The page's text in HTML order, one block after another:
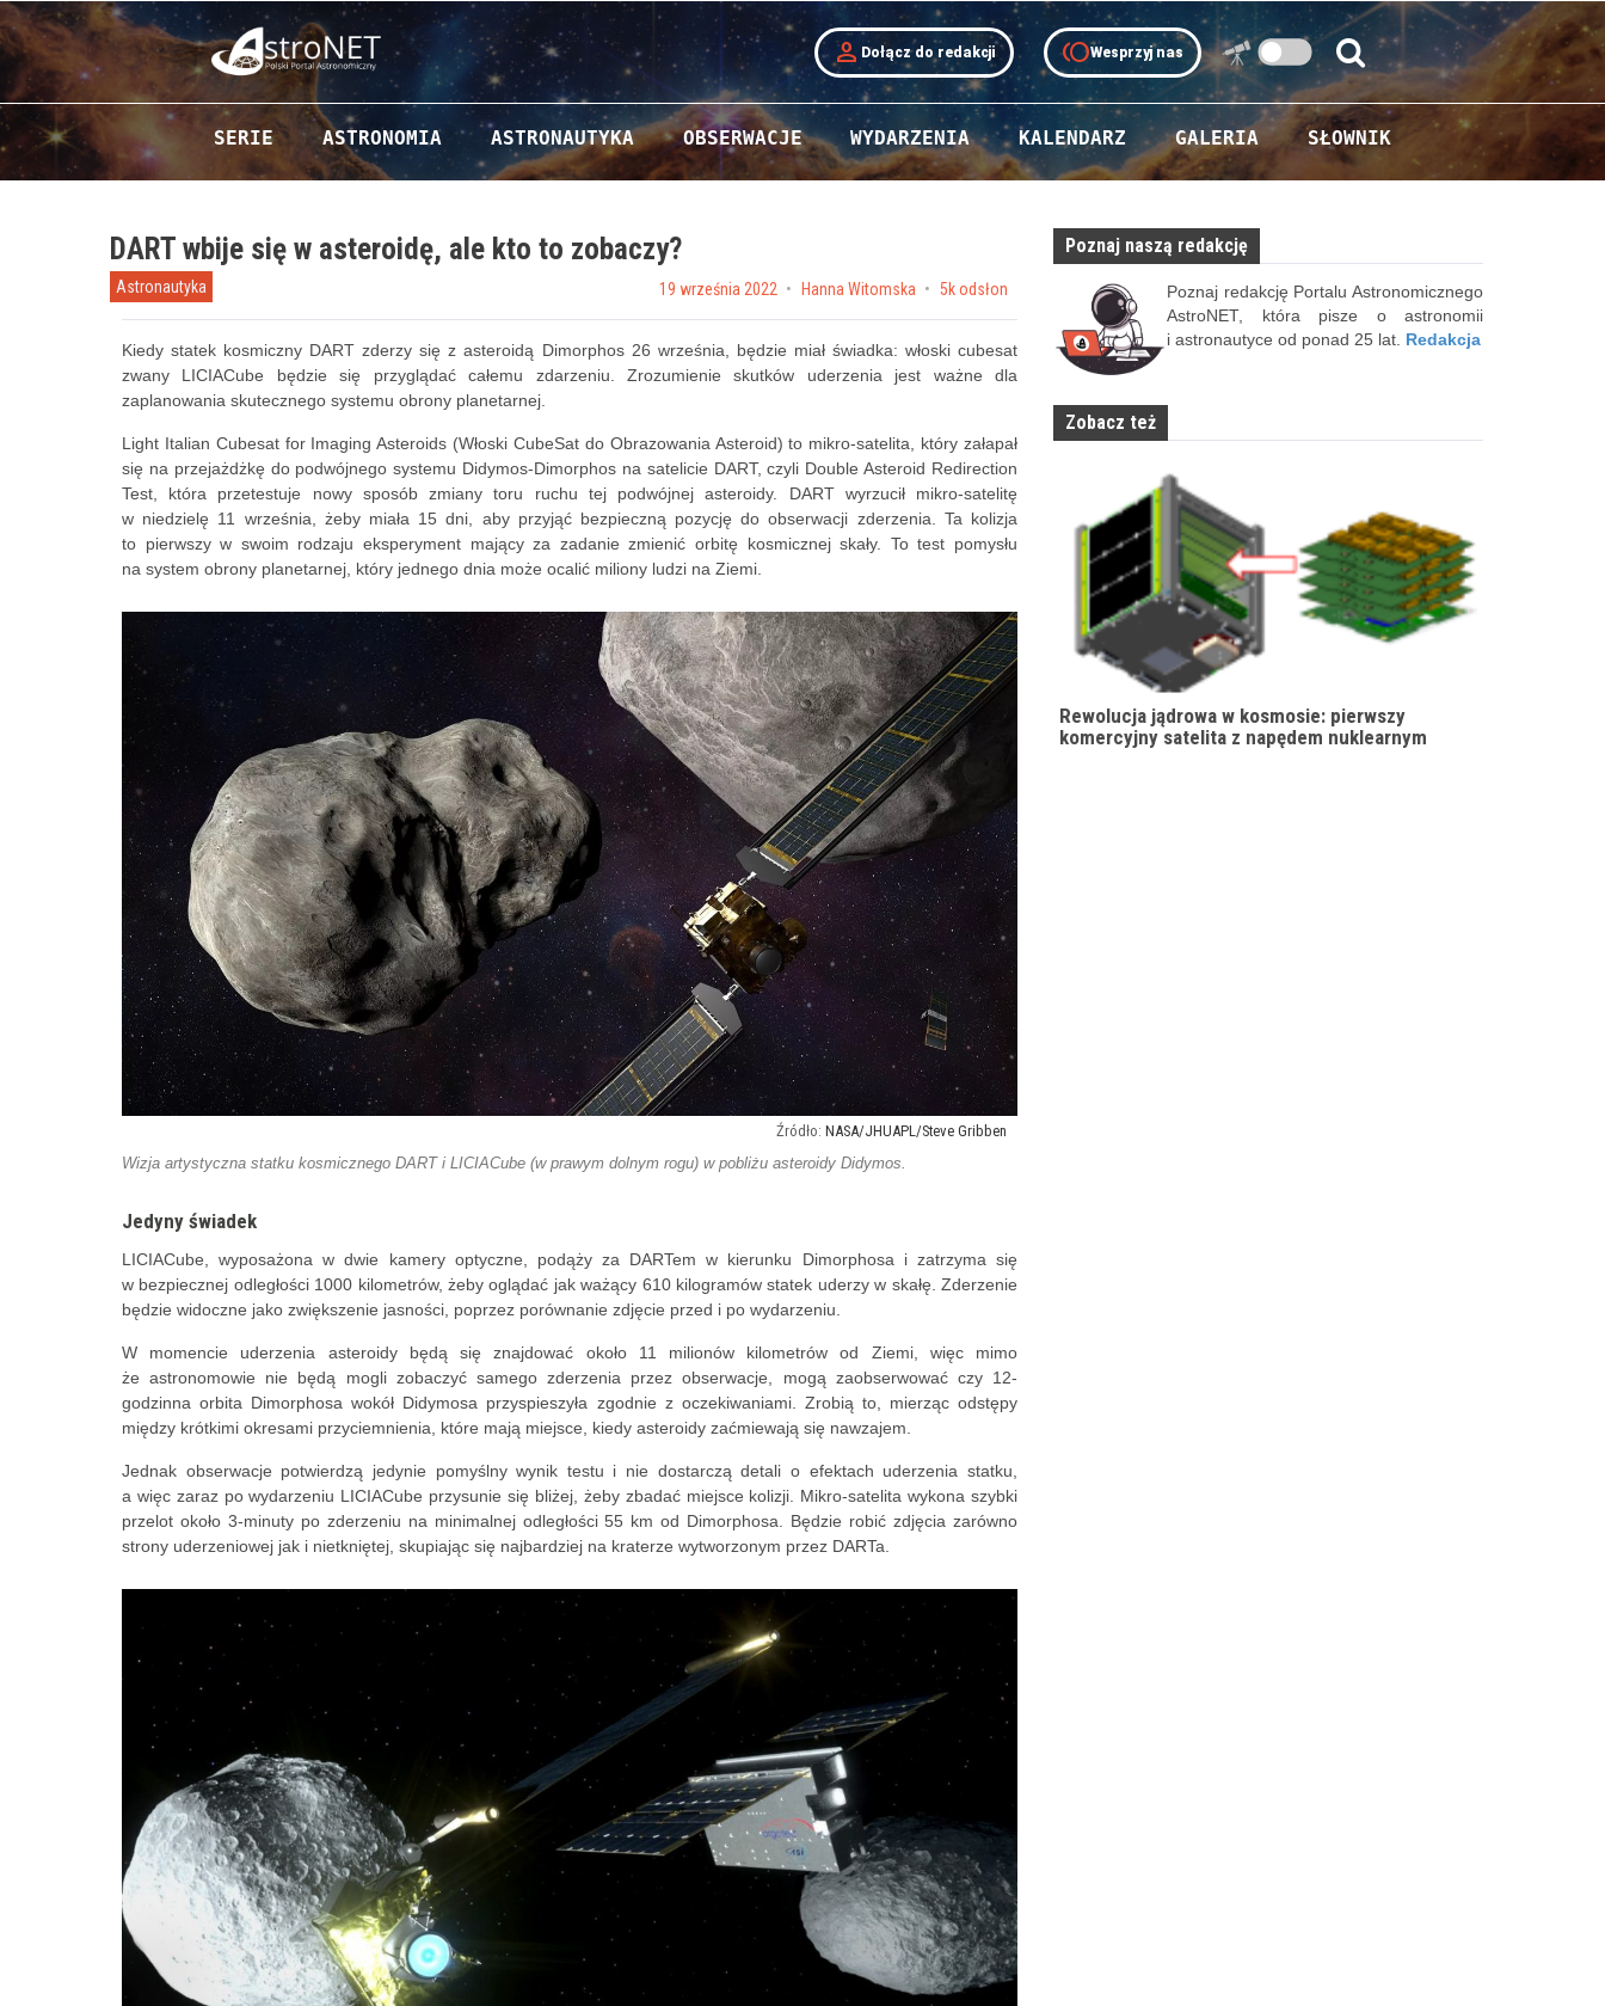
person Dołącz do redakcji tollWesprzyj nas
Szukaj:
Szukaj
Przejdź do zawartości
SERIE ASTRONOMIA ASTRONAUTYKA OBSERWACJE WYDARZENIA KALENDARZ GALERIA SŁOWNIK
DART wbije się w asteroidę, ale kto to zobaczy?
Astronautyka Posted on
19 września 2022 by Hanna Witomska 5k odsłon
Kiedy statek kosmiczny DART zderzy się z asteroidą Dimorphos 26 września, będzie miał świadka: włoski cubesat
zwany LICIACube będzie się przyglądać całemu zdarzeniu. Zrozumienie skutków uderzenia jest ważne dla
zaplanowania skutecznego systemu obrony planetarnej.
Light Italian Cubesat for Imaging Asteroids (Włoski CubeSat do Obrazowania Asteroid) to mikro-satelita, który załapał
się na przejażdżkę do podwójnego systemu Didymos-Dimorphos na satelicie DART, czyli Double Asteroid Redirection
Test, która przetestuje nowy sposób zmiany toru ruchu tej podwójnej asteroidy. DART wyrzucił mikro-satelitę
w niedzielę 11 września, żeby miała 15 dni, aby przyjąć bezpieczną pozycję do obserwacji zderzenia. Ta kolizja
to pierwszy w swoim rodzaju eksperyment mający za zadanie zmienić orbitę kosmicznej skały. To test pomysłu
na system obrony planetarnej, który jednego dnia może ocalić miliony ludzi na Ziemi.
NASA/JHUAPL/Steve Gribben
Wizja artystyczna statku kosmicznego DART i LICIACube (w prawym dolnym rogu) w pobliżu asteroidy Didymos.
Jedyny świadek
LICIACube, wyposażona w dwie kamery optyczne, podąży za DARTem w kierunku Dimorphosa i zatrzyma się
w bezpiecznej odległości 1000 kilometrów, żeby oglądać jak ważący 610 kilogramów statek uderzy w skałę. Zderzenie
będzie widoczne jako zwiększenie jasności, poprzez porównanie zdjęcie przed i po wydarzeniu.
W momencie uderzenia asteroidy będą się znajdować około 11 milionów kilometrów od Ziemi, więc mimo
że astronomowie nie będą mogli zobaczyć samego zderzenia przez obserwacje, mogą zaobserwować czy 12-
godzinna orbita Dimorphosa wokół Didymosa przyspieszyła zgodnie z oczekiwaniami. Zrobią to, mierząc odstępy
między krótkimi okresami przyciemnienia, które mają miejsce, kiedy asteroidy zaćmiewają się nawzajem.
Jednak obserwacje potwierdzą jedynie pomyślny wynik testu i nie dostarczą detali o efektach uderzenia statku,
a więc zaraz po wydarzeniu LICIACube przysunie się bliżej, żeby zbadać miejsce kolizji. Mikro-satelita wykona szybki
przelot około 3-minuty po zderzeniu na minimalnej odległości 55 km od Dimorphosa. Będzie robić zdjęcia zarówno
strony uderzeniowej jak i nietkniętej, skupiając się najbardziej na kraterze wytworzonym przez DARTa.
Poznaj naszą redakcję
Poznaj redakcję Portalu Astronomicznego
AstroNET, która pisze o astronomii
i astronautyce od ponad 25 lat. Redakcja
Zobacz też
Rewolucja jądrowa w kosmosie: pierwszy
komercyjny satelita z napędem nuklearnym